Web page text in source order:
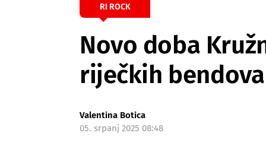
RI ROCK
Novo doba
riječkih
Valentina Botica
05. srpanj 2025 08:48